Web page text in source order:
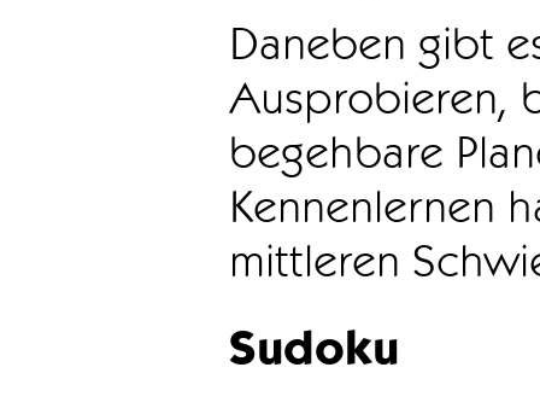
Daneben gibt
Ausprobieren,
begehbare
Kennenlernen
mittleren
Sudoku